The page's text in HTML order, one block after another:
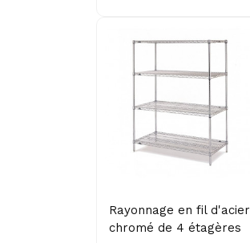
Rayonnage en fil d'acier
chromé de 4 étagères